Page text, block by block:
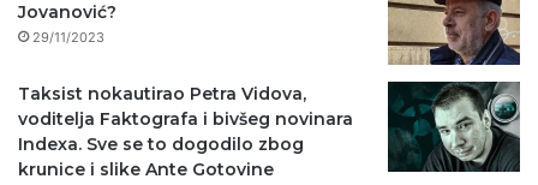
Jovanović?
29/11/2023
Taksist nokautirao Petra Vidova,
voditelja Faktografa i bivšeg novinara
Indexa. Sve se to dogodilo zbog
krunice i slike Ante Gotovine